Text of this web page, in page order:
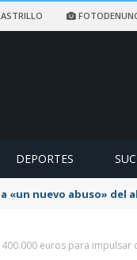
DEPORTES
«un nuevo abuso» del
euros para